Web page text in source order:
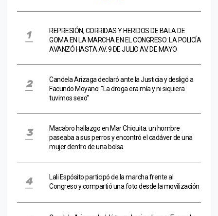
REPRESIÓN, CORRIDAS Y HERIDOS DE BALA DE
GOMA EN LA MARCHA EN EL CONGRESO: LA POLICÍA
AVANZÓ HASTA AV. 9 DE JULIO AV. DE MAYO
Candela Arizaga declaró ante la Justicia y desligó a
Facundo Moyano: "La droga era mía y ni siquiera
tuvimos sexo"
Macabro hallazgo en Mar Chiquita: un hombre
paseaba a sus perros y encontró el cadáver de una
mujer dentro de una bolsa
Lali Espósito participó de la marcha frente al
Congreso y compartió una foto desde la movilización